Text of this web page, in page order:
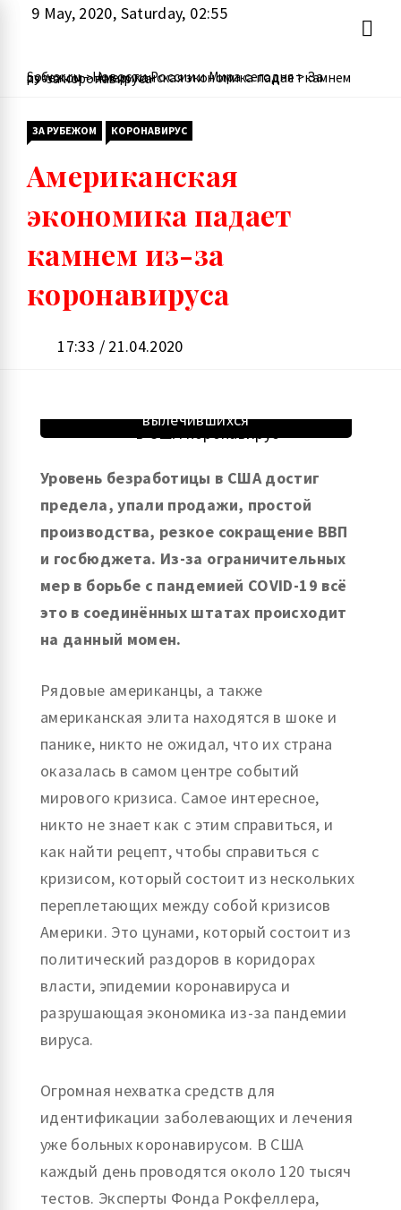
Перейти
содержимому
9 May, 2020, Saturday, 02:55
Sowor.ru - Новости России и Мира сегодня>
За рубежом>
Американская экономика падает камнем из-за коронавируса
ЗА РУБЕЖОМ КОРОНАВИРУС
Американская
экономика падает
камнем из-за
коронавируса
17:33 / 21.04.2020
вылечившихся
Уровень безработицы в США достиг
предела, упали продажи, простой
производства, резкое сокращение ВВП
и госбюджета. Из-за ограничительных
мер в борьбе с пандемией COVID-19 всё
это в соединённых штатах происходит
на данный момен.
Рядовые американцы, а также
американская элита находятся в шоке и
панике, никто не ожидал, что их страна
оказалась в самом центре событий
мирового кризиса. Самое интересное,
никто не знает как с этим справиться, и
как найти рецепт, чтобы справиться с
кризисом, который состоит из нескольких
переплетающих между собой кризисов
Америки. Это цунами, который состоит из
политический раздоров в коридорах
власти, эпидемии коронавируса и
разрушающая экономика из-за пандемии
вируса.
Огромная нехватка средств для
идентификации заболевающих и лечения
уже больных коронавирусом. В США
каждый день проводятся около 120 тысяч
тестов. Эксперты Фонда Рокфеллера,